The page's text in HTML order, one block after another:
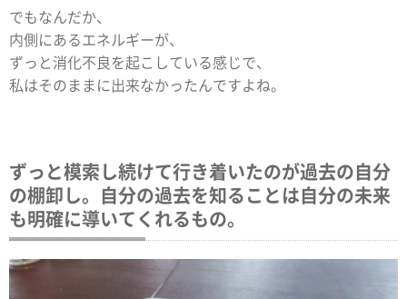
でもなんだか、
内側にあるエネルギーが、
ずっと消化不良を起こしている感じで、
私はそのままに出来なかったんですよね。
ずっと模索し続けて行き着いたのが過去の自分
の棚卸し。自分の過去を知ることは自分の未来
も明確に導いてくれるもの。